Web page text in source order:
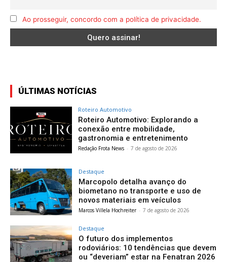
Ao prosseguir, concordo com a política de privacidade.
ÚLTIMAS NOTÍCIAS
Roteiro Automotivo
Roteiro Automotivo: Explorando a
conexão entre mobilidade,
gastronomia e entretenimento
Redação Frota News - 7 de agosto de 2026
Destaque
Marcopolo detalha avanço do
biometano no transporte e uso de
novos materiais em veículos
Marcos Villela Hochreiter - 7 de agosto de 2026
Destaque
O futuro dos implementos
rodoviários: 10 tendências que devem
ou “deveriam” estar na Fenatran 2026